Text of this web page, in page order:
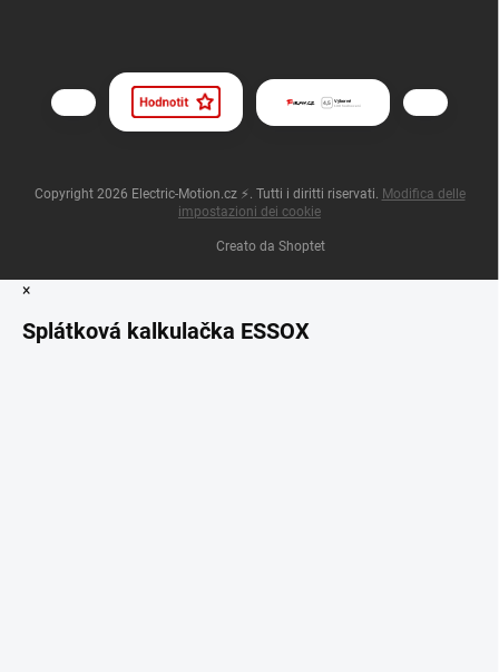
Creato da Shoptet
Copyright 2026 Electric-Motion.cz ⚡ . Tutti i diritti riservati. Modifica delle
impostazioni dei cookie
×
Splátková kalkulačka ESSOX